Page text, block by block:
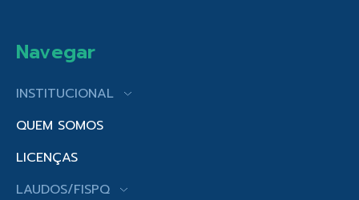
Navegar
INSTITUCIONAL
QUEM SOMOS
LICENÇAS
LAUDOS/FISPQ